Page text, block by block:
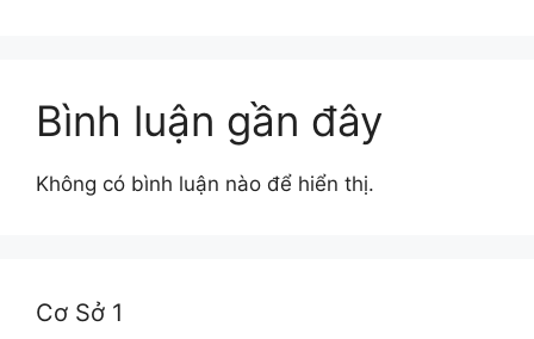
Bình luận gần đây
Không có bình luận nào để hiển thị.
Cơ Sở 1